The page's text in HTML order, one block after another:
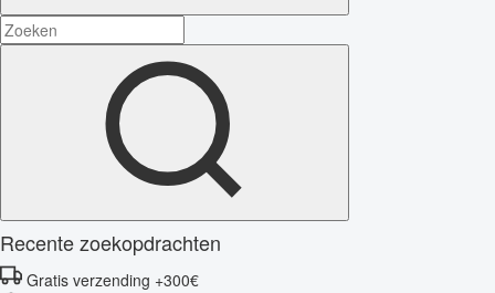
Recente zoekopdrachten
Gratis verzending +300€